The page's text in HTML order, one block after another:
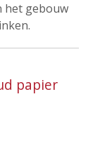
het gebouw
papier